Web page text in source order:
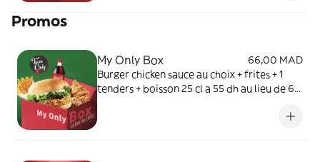
Promos
My Only Box
66,00 MAD
Burger chicken sauce au choix + frites + 1
tenders + boisson 25 cl a 55 dh au lieu de 66